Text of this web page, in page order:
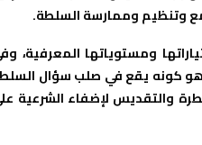
وتنظيم وممارسة السلطة.
ومستوياتها المعرفية،
هو كونه يقع في صلب سؤال
والتقديس لإضفاء الشرعية